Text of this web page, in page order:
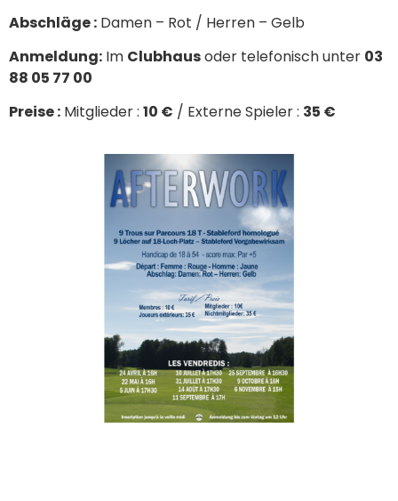
Abschläge : Damen – Rot / Herren – Gelb
Anmeldung: Im Clubhausoder telefonisch unter 03
88 05 77 00
Preise : Mitglieder : 10 € / Externe Spieler : 35 €